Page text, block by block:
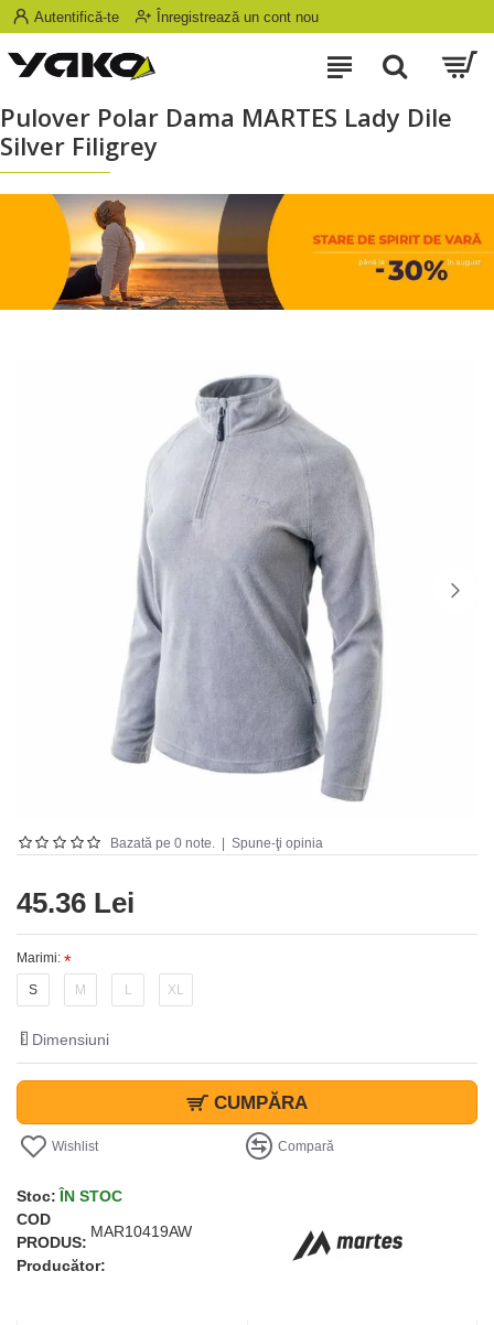
Autentifică-te Înregistrează un cont nou
Pulover Polar Dama MARTES Lady Dile
Silver Filigrey
Bazată pe 0 note. Spune-ţi opinia
45.36 Lei
Marimi:
S M L XL
Dimensiuni
CUMPĂRA
Wishlist Compară
Stoc: ÎN STOC
COD
PRODUS:
MAR10419AW
Producător: